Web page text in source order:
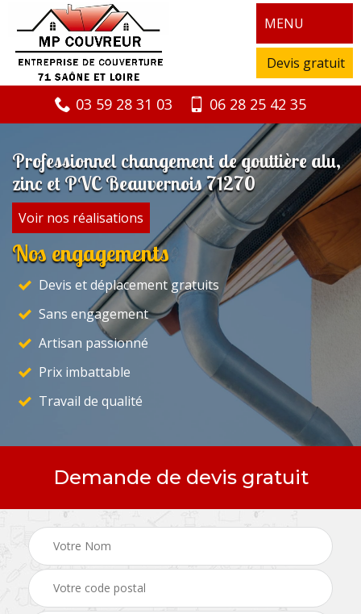
MENU
Devis gratuit
03 59 28 31 03 06 28 25 42 35
Professionnel changement de gouttière alu,
zinc et PVC Beauvernois 71270
Voir nos réalisations
Nos engagements
Devis et déplacement gratuits
Sans engagement
Artisan passionné
Prix imbattable
Travail de qualité
Demande de devis gratuit